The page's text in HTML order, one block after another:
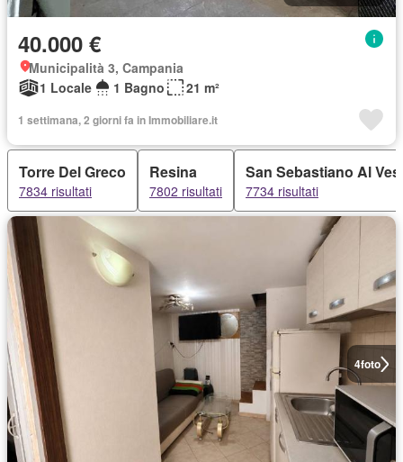
40.000 €
Municipalità 3, Campania
1 Locale
1 Bagno 21 m²
1 settimana, 2 giorni fa in Immobiliare.it
Torre Del Greco
7834 risultati
Resina
7802 risultati
San Sebastiano Al
7734 risultati
4foto